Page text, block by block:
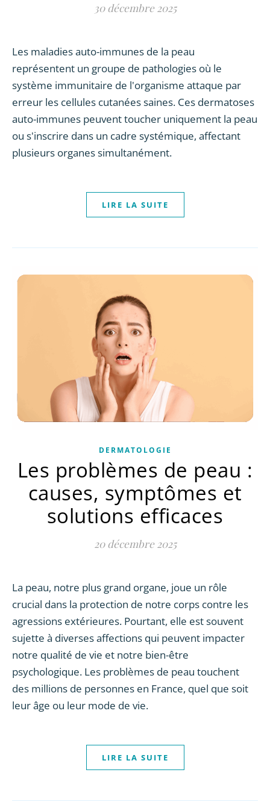
30 décembre 2025
Les maladies auto-immunes de la peau
représentent un groupe de pathologies où le
système immunitaire de l'organisme attaque par
erreur les cellules cutanées saines. Ces dermatoses
auto-immunes peuvent toucher uniquement la peau
ou s'inscrire dans un cadre systémique, affectant
plusieurs organes simultanément.
LIRE LA SUITE
DERMATOLOGIE
Les problèmes de peau :
causes, symptômes et
solutions efficaces
20 décembre 2025
La peau, notre plus grand organe, joue un rôle
crucial dans la protection de notre corps contre les
agressions extérieures. Pourtant, elle est souvent
sujette à diverses affections qui peuvent impacter
notre qualité de vie et notre bien-être
psychologique. Les problèmes de peau touchent
des millions de personnes en France, quel que soit
leur âge ou leur mode de vie.
LIRE LA SUITE